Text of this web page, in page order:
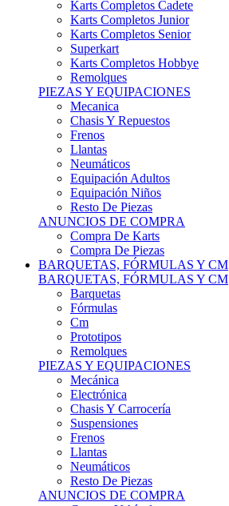
Karts Completos Cadete
Karts Completos Junior
Karts Completos Senior
Superkart
Karts Completos Hobbye
Remolques
PIEZAS Y EQUIPACIONES
Mecanica
Chasis Y Repuestos
Frenos
Llantas
Neumáticos
Equipación Adultos
Equipación Niños
Resto De Piezas
ANUNCIOS DE COMPRA
Compra De Karts
Compra De Piezas
BARQUETAS, FÓRMULAS Y CM
BARQUETAS, FÓRMULAS Y CM
Barquetas
Fórmulas
Cm
Prototipos
Remolques
PIEZAS Y EQUIPACIONES
Mecánica
Electrónica
Chasis Y Carrocería
Suspensiones
Frenos
Llantas
Neumáticos
Resto De Piezas
ANUNCIOS DE COMPRA